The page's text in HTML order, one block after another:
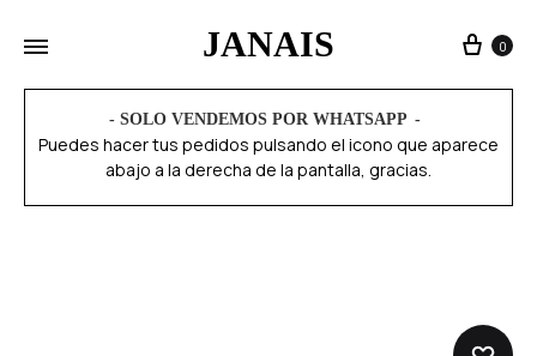
JANAIS 0
- SOLO VENDEMOS POR WHATSAPP
Puedes hacer tus pedidos pulsando el icono que aparece
abajo a la derecha de la pantalla, gracias.